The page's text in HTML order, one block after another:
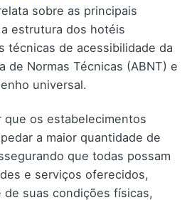
sobre as principais
estrutura dos hotéis
técnicas de acessibilidade da
de Normas Técnicas (ABNT) e
universal.
que os estabelecimentos
a maior quantidade de
que todas possam
e serviços oferecidos,
suas condições físicas,